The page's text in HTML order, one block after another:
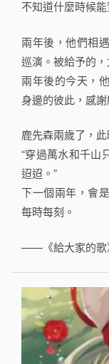
不知道什麼時候能
兩年後，他們相
巡演。被給予的，
兩年後的今天，
身邊的彼此，感謝
鹿先森兩歲了，
“穿過萬水和千山
迢迢。”
下一個兩年，會
每時每刻。
——《給大家的歌